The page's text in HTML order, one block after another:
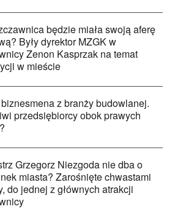
będzie miała swoją aferę
Były dyrektor MZGK w
Zenon Kasprzak na temat
w mieście
z branży budowlanej.
przedsiębiorcy obok prawych
Grzegorz Niezgoda nie dba o
miasta? Zarośnięte chwastami
do jednej z głównych atrakcji